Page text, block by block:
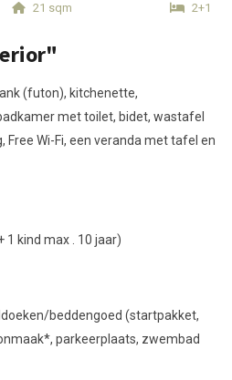
21 sqm 2+1
(futon), kitchenette,
met toilet, bidet, wastafel
Free Wi-Fi, een veranda met tafel en
1 kind max . 10 jaar)
beddengoed (startpakket,
parkeerplaats, zwembad